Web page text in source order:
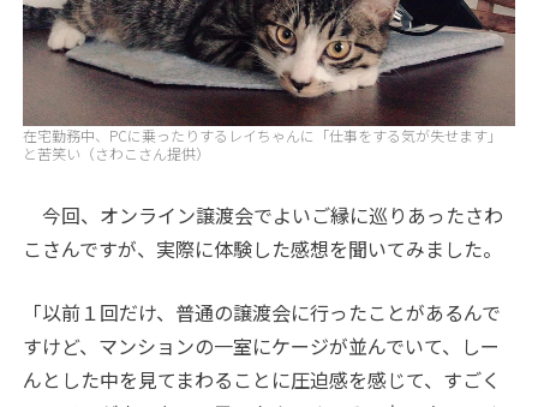
在宅勤務中、PCに乗ったりするレイちゃんに「仕事をする気が失せます」
と苦笑い（さわこさん提供）
今回、オンライン譲渡会でよいご縁に巡りあったさわ
こさんですが、実際に体験した感想を聞いてみました。
「以前１回だけ、普通の譲渡会に行ったことがあるんで
すけど、マンションの一室にケージが並んでいて、しー
んとした中を見てまわることに圧迫感を感じて、すごく